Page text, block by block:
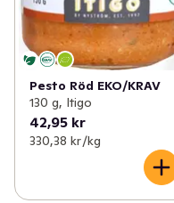
Pesto Röd EKO/KRAV
130 g, Itigo
42,95 kr
330,38 kr /kg